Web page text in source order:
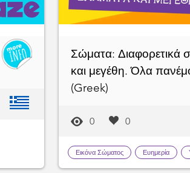
Σώματα: Διαφορετικά
και μεγέθη. Όλα
(Greek)
0 0
Εικόνα Σώματος Ευημερία